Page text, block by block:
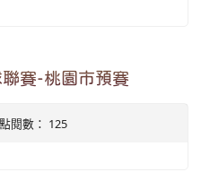
賽-桃園市預賽
閱數： 125